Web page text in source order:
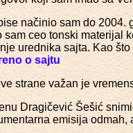
načinio sam do 2004.
sam ceo tonski materijal
urednika sajta. Kao
o sajtu
strane važan je
Dragičević Šešić
emisija